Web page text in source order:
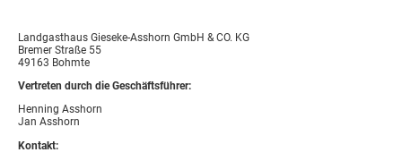
Landgasthaus Gieseke-Asshorn GmbH & CO. KG
Bremer Straße 55
49163 Bohmte
Vertreten durch die Geschäftsführer:
Henning Asshorn
Jan Asshorn
Kontakt: